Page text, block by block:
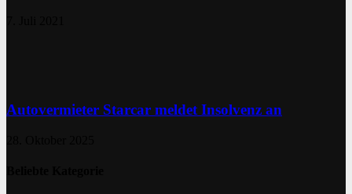
Autovermieter Starcar meldet Insolvenz an